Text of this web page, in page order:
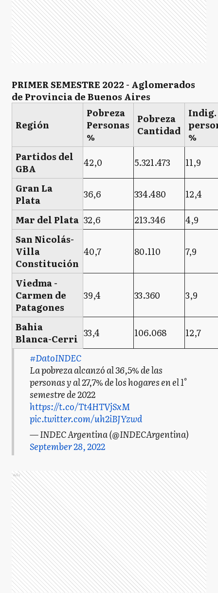
PRIMER SEMESTRE 2022 - Aglomerados
de Provincia de Buenos Aires
Región
Pobreza
Personas
%
Pobreza
Cantidad
Indig.
%
Partidos del
GBA
42,0 5.321.473
11,9
Gran La
Plata
36,6 334.480
12,4
Mar del Plata 32,6 213.346
4,9
San Nicolás-
Villa
Constitución
40,7 80.110 7,9
Viedma -
Carmen de
Patagones
39,4 33.360 3,9
Bahia
Blanca-Cerri 33,4 106.068
12,7
#DatoINDEC
La pobreza alcanzó al 36,5% de las
personas y al 27,7% de los hogares en el 1°
semestre de 2022
https://t.co/Tt4HTVjSxM
pic.twitter.com/uh2iBJYzwd
— INDEC Argentina (@INDECArgentina)
September 28, 2022
Ads